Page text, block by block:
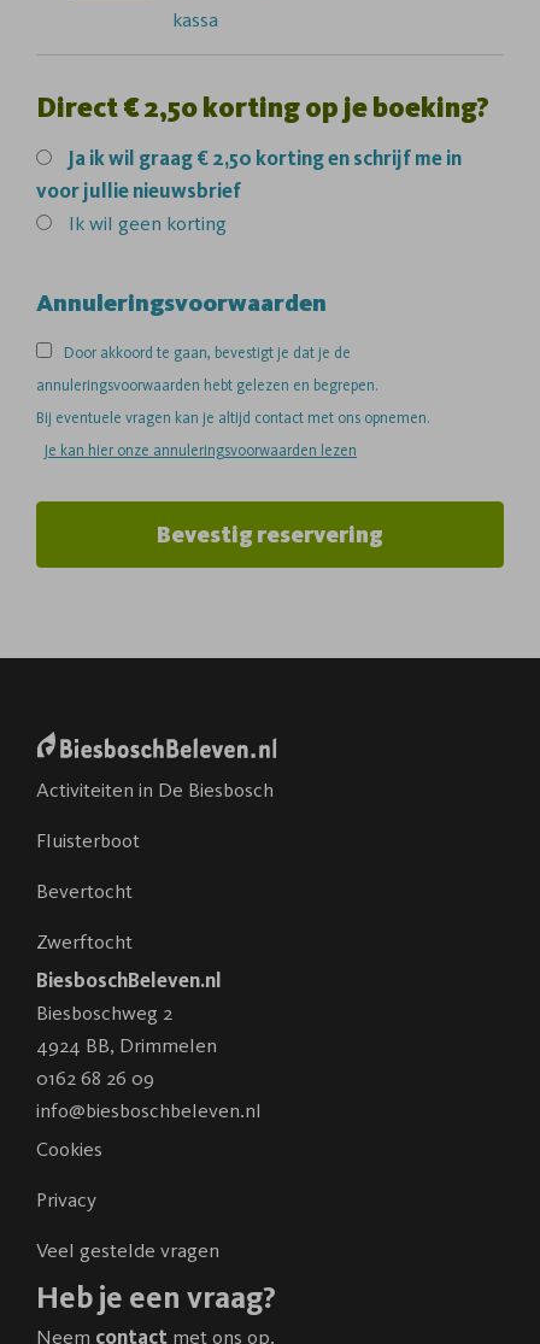
kassa
Direct € 2,50 korting op je boeking?
Ja ik wil graag € 2,50 korting en schrijf me in
voor jullie nieuwsbrief
Ik wil geen korting
Annuleringsvoorwaarden
Door akkoord te gaan, bevestigt je dat je de
annuleringsvoorwaarden hebt gelezen en begrepen.
Bij eventuele vragen kan je altijd contact met ons opnemen.
Je kan hier onze annuleringsvoorwaarden lezen
Bevestig reservering
Activiteiten in De Biesbosch
Fluisterboot
Bevertocht
Zwerftocht
BiesboschBeleven.nl
Biesboschweg 2
4924 BB, Drimmelen
0162 68 26 09
info@biesboschbeleven.nl
Cookies
Privacy
Veel gestelde vragen
Heb je een vraag?
Neem contact met ons op.